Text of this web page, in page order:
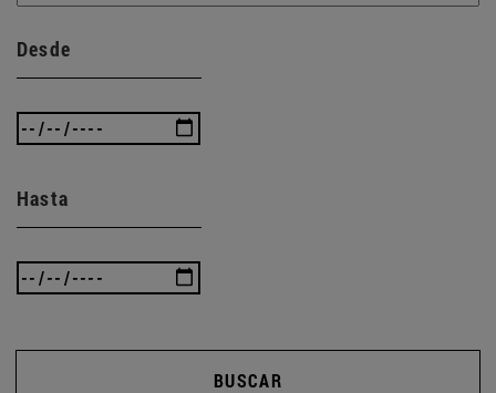
Desde
Hasta
BUSCAR